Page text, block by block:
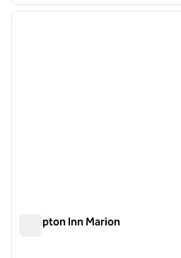
1 / 12
Hampton Inn Marion